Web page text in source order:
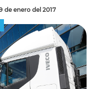
de enero del 2017